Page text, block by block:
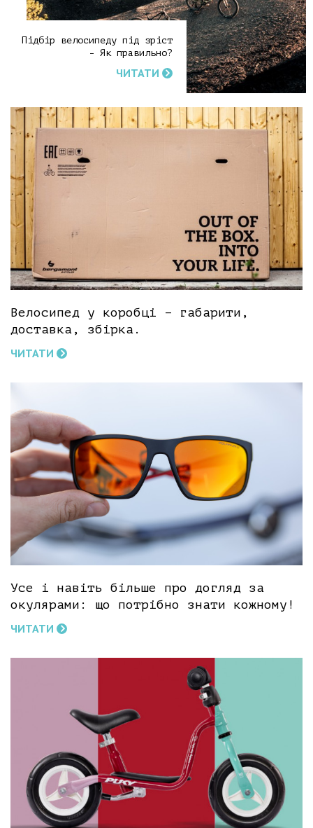
Підбір велосипеду під зріст
- Як правильно?
ЧИТАТИ
Велосипед у коробці – габарити,
доставка, збірка.
ЧИТАТИ
Усе і навіть більше про догляд за
окулярами: що потрібно знати кожному!
ЧИТАТИ